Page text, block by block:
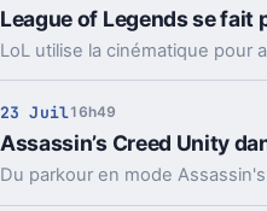
League of Legends se fait
LoL utilise la cinématique pour
23 Juil16h49
Assassin’s Creed Unity